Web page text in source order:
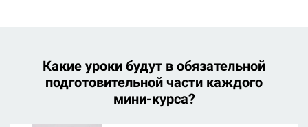
Какие уроки будут в обязательной
подготовительной части каждого
мини-курса?